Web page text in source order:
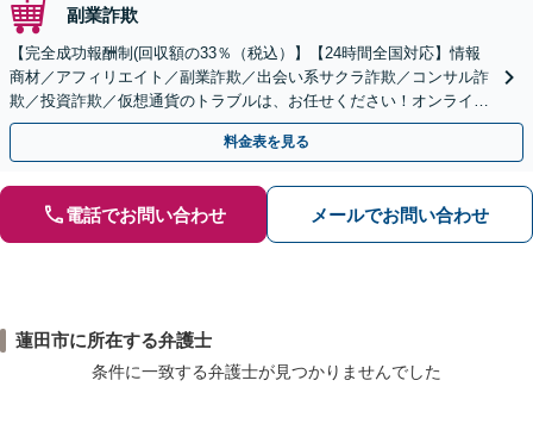
副業詐欺
【完全成功報酬制(回収額の33％（税込）】【24時間全国対応】情報
商材／アフィリエイト／副業詐欺／出会い系サクラ詐欺／コンサル詐
欺／投資詐欺／仮想通貨のトラブルは、お任せください！オンライン
のみで解決も可能！
料金表を見る
電話でお問い合わせ メールでお問い合わせ
蓮田市に所在する弁護士
条件に一致する弁護士が見つかりませんでした